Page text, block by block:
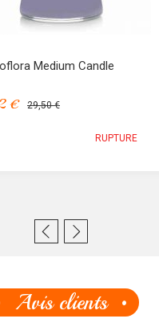
Medium Candle
€ 29,50 €
RUPTURE
Avis clients